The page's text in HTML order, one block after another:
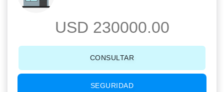
USD 230000.00
CONSULTAR
SEGURIDAD